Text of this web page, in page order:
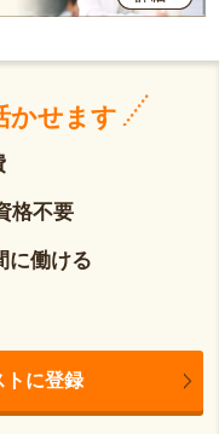
かせます
格不要
に働ける
トに登録